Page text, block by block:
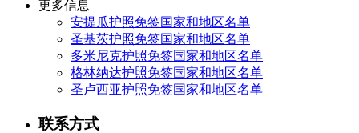
更多信息
安提瓜护照免签国家和地区名单
圣基茨护照免签国家和地区名单
多米尼克护照免签国家和地区名单
格林纳达护照免签国家和地区名单
圣卢西亚护照免签国家和地区名单
联系方式